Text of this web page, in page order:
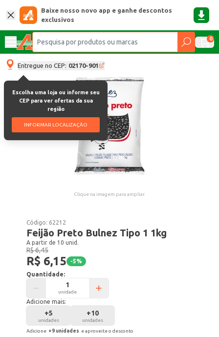
Baixe nosso novo app e ganhe descontos
exclusivos
0
Entregue no CEP: 02170-901
Escolha uma loja ou informe seu
CEP para ver ofertas da sua
região
INFORMAR LOCALIZAÇÃO
Clique na imagem para ampliar.
Código: 62212
Feijão Preto Bulnez Tipo 1 1kg
A partir de 10 unid.
R$ 6,45
R$ 6,15 -5%
Quantidade:
unidade
Adicione mais:
+5
unidades
+10
unidades
Adicione +9 unidades e aproveite o desconto